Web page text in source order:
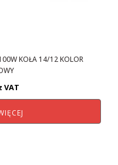
KOŁA 14/12 KOLOR
VAT